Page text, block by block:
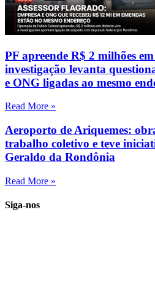
PF apreende R$ 2 milhões
investigação levanta
e ONG ligadas ao mesmo
Read More »
Aeroporto de Ariquemes:
trabalho coletivo e teve
Geraldo da Rondônia
Read More »
Siga-nos